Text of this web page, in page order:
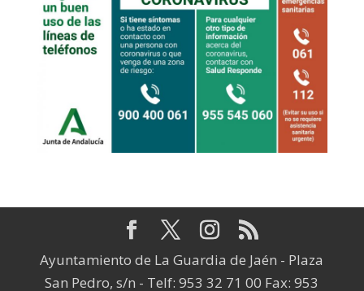
Ayuntamiento de La Guardia de Jaén - Plaza
San Pedro, s/n - Telf: 953 32 71 00 Fax: 953